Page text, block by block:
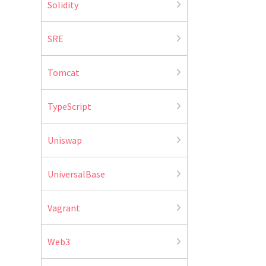
Solidity
SRE
Tomcat
TypeScript
Uniswap
UniversalBase
Vagrant
Web3